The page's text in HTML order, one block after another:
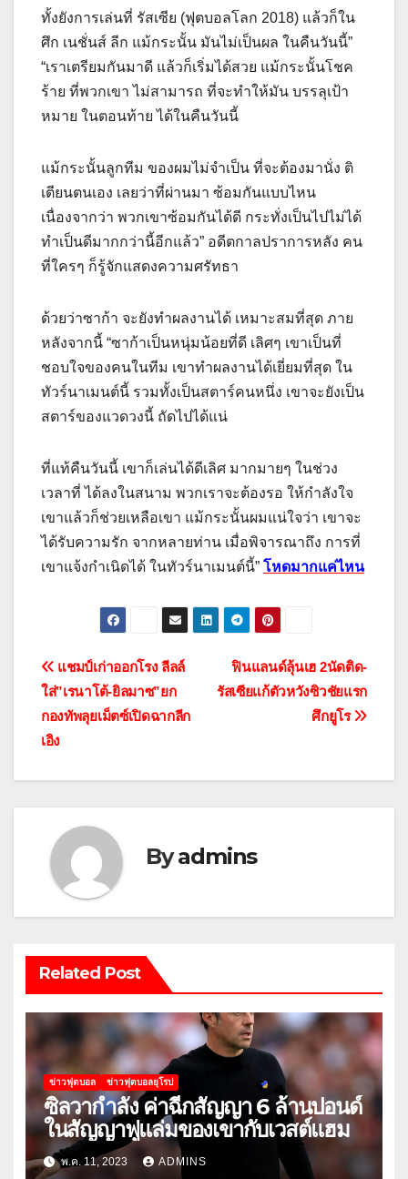
ทั้งยังการเล่นที่ รัสเซีย (ฟุตบอลโลก 2018) แล้วก็ใน
ศึก เนชั่นส์ ลีก แม้กระนั้น มันไม่เป็นผล ในคืนวันนี้”
“เราเตรียมกันมาดี แล้วก็เริ่มได้สวย แม้กระนั้นโชค
ร้าย ที่พวกเขา ไม่สามารถ ที่จะทำให้มัน บรรลุเป้า
หมาย ในตอนท้าย ได้ในคืนวันนี้
แม้กระนั้นลูกทีม ของผมไม่จำเป็น ที่จะต้องมานั่ง ติ
เตียนตนเอง เลยว่าที่ผ่านมา ซ้อมกันแบบไหน
เนื่องจากว่า พวกเขาซ้อมกันได้ดี กระทั่งเป็นไปไม่ได้
ทำเป็นดีมากกว่านี้อีกแล้ว” อดีตกาลปราการหลัง คน
ที่ใครๆ ก็รู้จักแสดงความศรัทธา
ด้วยว่าซาก้า จะยังทำผลงานได้ เหมาะสมที่สุด ภาย
หลังจากนี้ “ซาก้าเป็นหนุ่มน้อยที่ดี เลิศๆ เขาเป็นที่
ชอบใจของคนในทีม เขาทำผลงานได้เยี่ยมที่สุด ใน
ทัวร์นาเมนต์นี้ รวมทั้งเป็นสตาร์คนหนึ่ง เขาจะยังเป็น
สตาร์ของแวดวงนี้ ถัดไปได้แน่
ที่แท้คืนวันนี้ เขาก็เล่นได้ดีเลิศ มากมายๆ ในช่วง
เวลาที่ ได้ลงในสนาม พวกเราจะต้องรอ ให้กำลังใจ
เขาแล้วก็ช่วยเหลือเขา แม้กระนั้นผมแน่ใจว่า เขาจะ
ได้รับความรัก จากหลายท่าน เมื่อพิจารณาถึง การที่
เขาแจ้งกำเนิดได้ ในทัวร์นาเมนต์นี้” โหดมากแค่ไหน
แนะแนว
เรื่อง
ฟินแลนด์ลุ้นเฮ 2นัดติด-
รัสเซียแก้ตัวหวังซิวชัยแรก
ศึกยูโร
แชมป์เก่าออกโรง ลีลล์
ใส่”เรนาโต้-ยิลมาซ”ยก
กองทัพลุยเม็ตซ์เปิดฉากลีก
เอิง
Byadmins
Related Post
ข่าวฟุตบอล ข่าวฟุตบอลยุโรป
ซิลวากำลัง ค่าฉีกสัญญา 6 ล้านปอนด์
ในสัญญาฟูแล่มของเขากับเวสต์แฮม
พ.ค. 11, 2023 ADMINS